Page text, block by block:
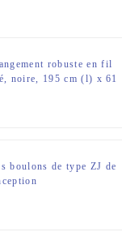
robuste en fil
noire, 195 cm (l) x 61
boulons de type ZJ de